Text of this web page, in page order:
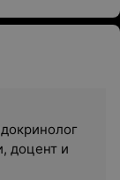
доцент и